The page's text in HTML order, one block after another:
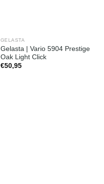
GELASTA
Gelasta | Vario 5904 Prestige
Oak Light Click
€50,95